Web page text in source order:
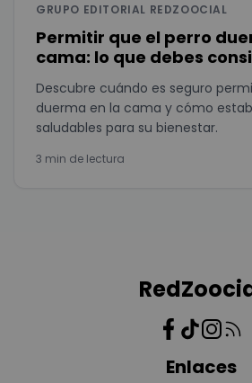
GRUPO EDITORIAL REDZOOCIAL
Permitir que el perro
cama: lo que debes
Descubre cuándo es seguro
duerma en la cama y cómo
saludables para su bienestar.
3 min de lectura
Enlaces